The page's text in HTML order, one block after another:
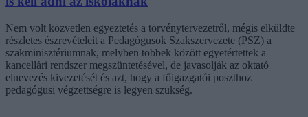
Nem volt közvetlen egyeztetés a törvénytervezetről, mégis elküldte
részletes észrevételeit a Pedagógusok Szakszervezete (PSZ) a
szakminisztériumnak, melyben többek között egyetértettek a
kancellári rendszer megszüntetésével, de javasolják az oktató
elnevezés kivezetését és azt, hogy a főigazgatói poszthoz
pedagógusi végzettségre is legyen szükség.